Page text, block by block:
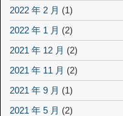
2022 年 2 月 (1)
2022 年 1 月 (2)
2021 年 12 月 (2)
2021 年 11 月 (2)
2021 年 9 月 (1)
2021 年 5 月 (2)